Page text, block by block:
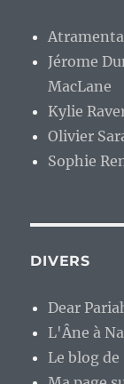
Atramenta
Jérome
MacLane
Kylie
Olivier
Sophie
DIVERS
Dear
L'Âne à
Le blog de